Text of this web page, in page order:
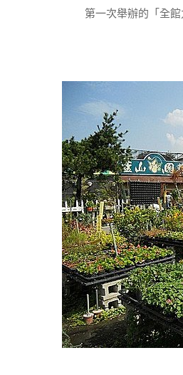
第一次舉辦的「全館